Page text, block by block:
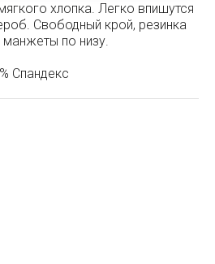
хлопка. Легко впишутся
Свободный крой, резинка
манжеты по низу.
Спандекс